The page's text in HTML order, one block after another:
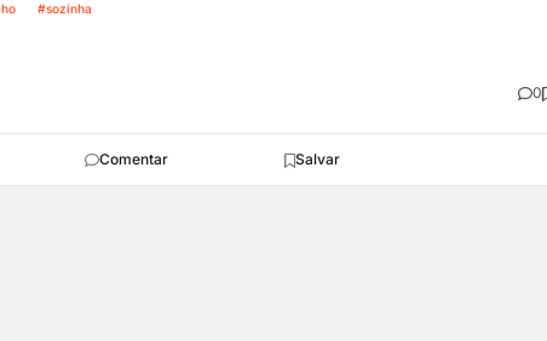
#sozinha
0
Comentar Salvar